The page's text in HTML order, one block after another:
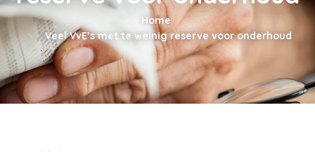
Home
Veel VvE’s met te weinig reserve voor onderhoud